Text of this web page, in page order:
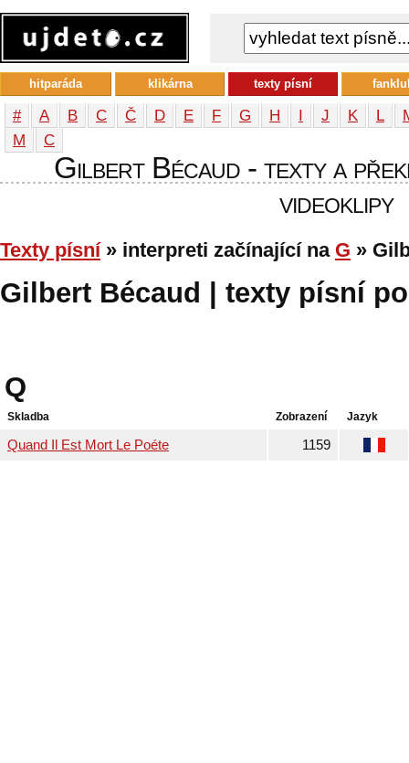
# A B C Č D E F G H I J K L
М
С
Gilbert Bécaud - texty a
videoklipy
Texty písní» interpreti začínající na G »
Gilbert Bécaud | texty písní
Q
Skladba Zobrazení Jazyk
Quand Il Est Mort Le Poéte 1159
hitparáda klikárna texty písní